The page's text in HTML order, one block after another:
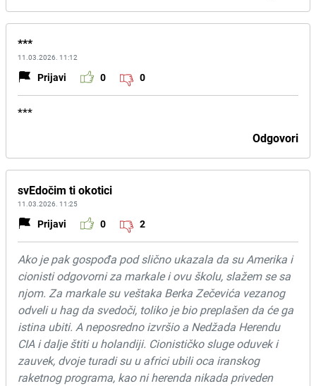
***
11.03.2026. 11:12
Prijavi 0 0
***
Odgovori
svEdočim ti okotici
11.03.2026. 11:25
Prijavi 0 2
Ako je pak gospođa pod slično ukazala da su Amerika i
cionisti odgovorni za markale i ovu školu, slažem se sa
njom. Za markale su veštaka Berka Zečevića vezanog
odveli u hag da svedoči, toliko je bio preplašen da će ga
istina ubiti. A neposredno izvršio a Nedžada Herendu
CIA i dalje štiti u holandiji. Cionističko sluge oduvek i
zauvek, dvoje turadi su u africi ubili oca iranskog
raketnog programa, kao ni herenda nikada priveden